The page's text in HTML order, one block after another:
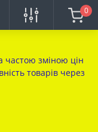
частою зміною цін
товарів через
0